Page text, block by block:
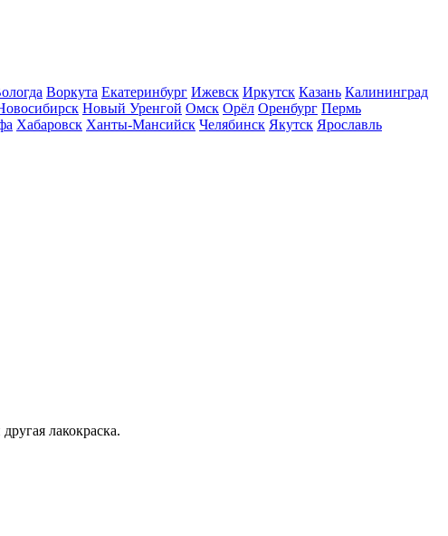
Воркута Екатеринбург Ижевск Иркутск Казань Калининград
Новый Уренгой Омск Орёл Оренбург Пермь
Хабаровск Ханты-Мансийск Челябинск Якутск Ярославль